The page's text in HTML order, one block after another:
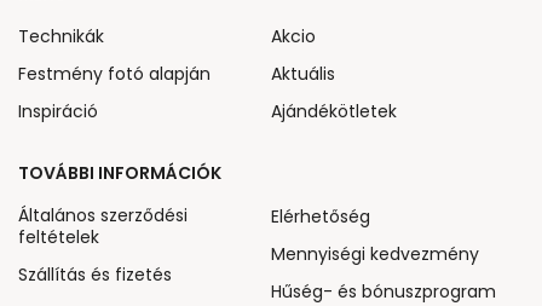
Technikák
Festmény fotó alapján
Inspiráció
Akcio
Aktuális
Ajándékötletek
TOVÁBBI INFORMÁCIÓK
Általános szerződési
feltételek
Szállítás és fizetés
Elérhetőség
Mennyiségi kedvezmény
Hűség- és bónuszprogram